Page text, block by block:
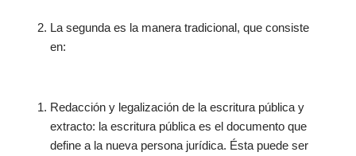
La segunda es la manera tradicional, que consiste
en:
Redacción y legalización de la escritura pública y
extracto: la escritura pública es el documento que
define a la nueva persona jurídica. Ésta puede ser